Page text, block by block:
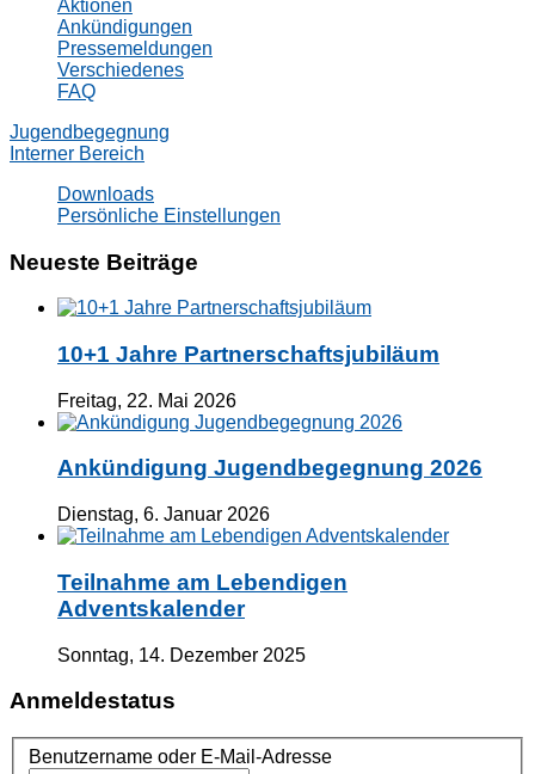
Aktionen
Ankündigungen
Pressemeldungen
Verschiedenes
FAQ
Jugendbegegnung
Interner Bereich
Downloads
Persönliche Einstellungen
Neueste Beiträge
10+1 Jahre Partnerschaftsjubiläum
Freitag, 22. Mai 2026
Ankündigung Jugendbegegnung 2026
Dienstag, 6. Januar 2026
Teilnahme am Lebendigen
Adventskalender
Sonntag, 14. Dezember 2025
Anmeldestatus
Benutzername oder E-Mail-Adresse